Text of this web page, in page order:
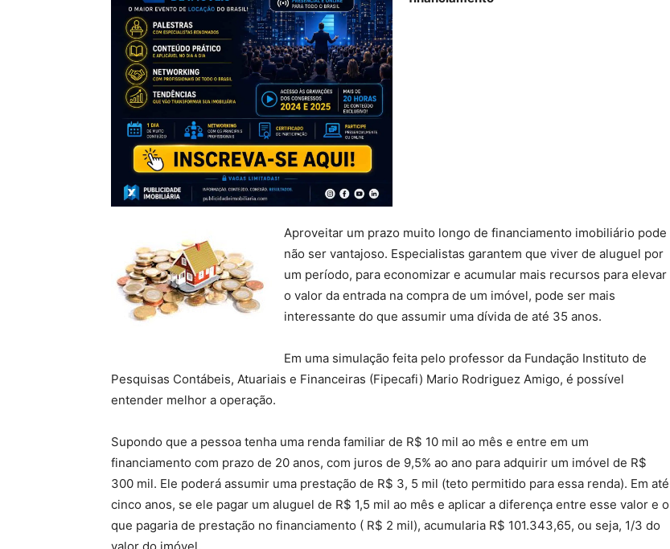
Aproveitar um prazo muito longo de financiamento imobiliário pode
não ser vantajoso. Especialistas garantem que viver de aluguel por
um período, para economizar e acumular mais recursos para elevar
o valor da entrada na compra de um imóvel, pode ser mais
interessante do que assumir uma dívida de até 35 anos.
Em uma simulação feita pelo professor da Fundação Instituto de
Pesquisas Contábeis, Atuariais e Financeiras (Fipecafi) Mario Rodriguez Amigo, é possível
entender melhor a operação.
Supondo que a pessoa tenha uma renda familiar de R$ 10 mil ao mês e entre em um
financiamento com prazo de 20 anos, com juros de 9,5% ao ano para adquirir um imóvel de R$
300 mil. Ele poderá assumir uma prestação de R$ 3, 5 mil (teto permitido para essa renda). Em até
cinco anos, se ele pagar um aluguel de R$ 1,5 mil ao mês e aplicar a diferença entre esse valor e o
que pagaria de prestação no financiamento ( R$ 2 mil), acumularia R$ 101.343,65, ou seja, 1/3 do